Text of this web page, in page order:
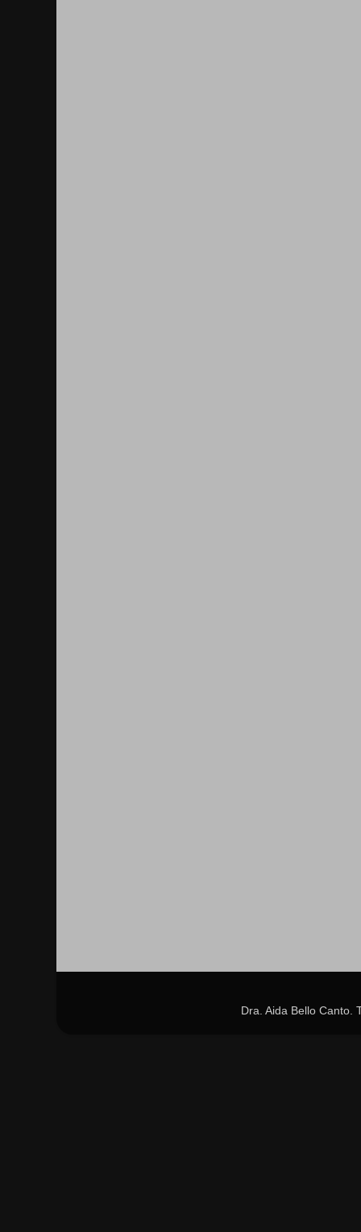
Dra. Aida Bello Canto.